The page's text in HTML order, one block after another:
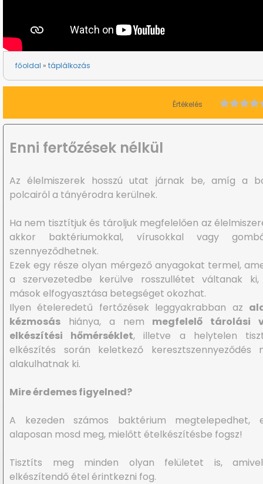
főoldal táplálkozás
Értékelés
Enni fertőzések nélkül
Az élelmiszerek hosszú utat járnak be, amíg a
polcairól a tányérodra kerülnek.
Ha nem tisztítjuk és tároljuk megfelelően az
akkor baktériumokkal, vírusokkal vagy
szennyeződhetnek.
Ezek egy része olyan mérgező anyagokat termel,
a szervezetedbe kerülve rosszullétet váltanak
mások elfogyasztása betegséget okozhat.
Ilyen ételeredetű fertőzések leggyakrabban az
kézmosás hiánya, a nem megfelelő tárolási
elkészítési hőmérséklet, illetve a helytelen
elkészítés során keletkező keresztszennyeződés
alakulhatnak ki.
Mire érdemes figyelned?
A kezeden számos baktérium megtelepedhet,
alaposan mosd meg, mielőtt ételkészítésbe fogsz!
Tisztíts meg minden olyan felületet is,
elkészítendő étel érintkezni fog.